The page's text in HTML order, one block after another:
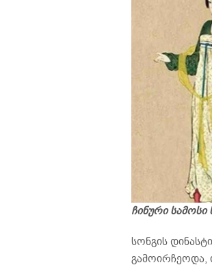
ჩინური სამოსი
სონგის
გამოირჩეოდა,